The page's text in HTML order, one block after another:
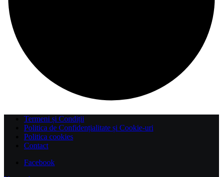
Termeni și Condiții
Politica de Confidențialitate și Cookie-uri
Politica cookies
Contact
Facebook